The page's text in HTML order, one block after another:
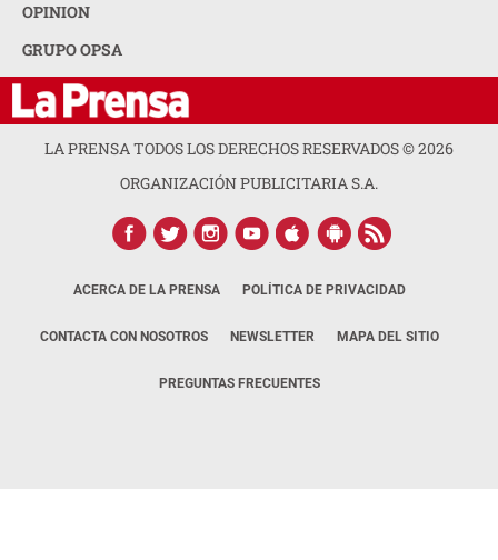
OPINION
GRUPO OPSA
LA PRENSA TODOS LOS DERECHOS RESERVADOS ©2026
ORGANIZACIÓN PUBLICITARIA S.A.
ACERCA DE LA PRENSA POLÍTICA DE PRIVACIDAD
CONTACTA CON NOSOTROS NEWSLETTER MAPA DEL SITIO
PREGUNTAS FRECUENTES